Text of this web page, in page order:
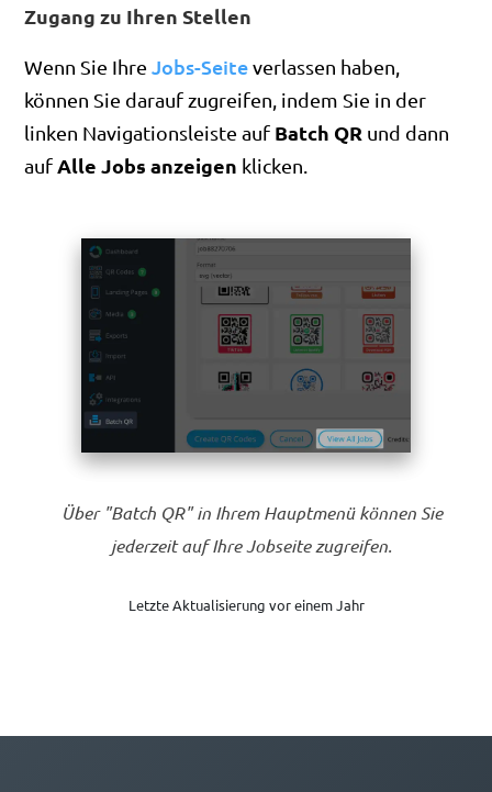
Zugang zu Ihren Stellen
Wenn Sie IhreJobs-Seiteverlassen haben,
können Sie darauf zugreifen, indem Sie in der
linken Navigationsleiste auf Batch QR und dann
aufAlle Jobs anzeigen klicken.
Über "Batch QR" in Ihrem Hauptmenü können Sie
jederzeit auf Ihre Jobseite zugreifen.
Letzte Aktualisierung vor einem Jahr